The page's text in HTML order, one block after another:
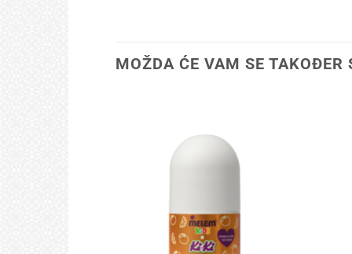
MOŽDA ĆE VAM SE